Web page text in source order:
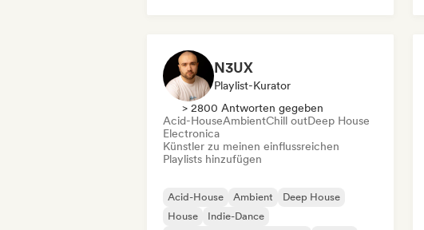
N3UX
Playlist-Kurator
> 2800 Antworten gegeben
Acid-HouseAmbientChill outDeep House
Electronica
Künstler zu meinen einflussreichen
Playlists hinzufügen
Acid-House Ambient
Deep House
House
Indie-Dance